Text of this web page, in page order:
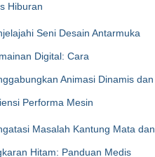
Hiburan
Seni Desain Antarmuka
Digital: Cara
Animasi Dinamis dan
Performa Mesin
Masalah Kantung Mata dan
Hitam: Panduan Medis